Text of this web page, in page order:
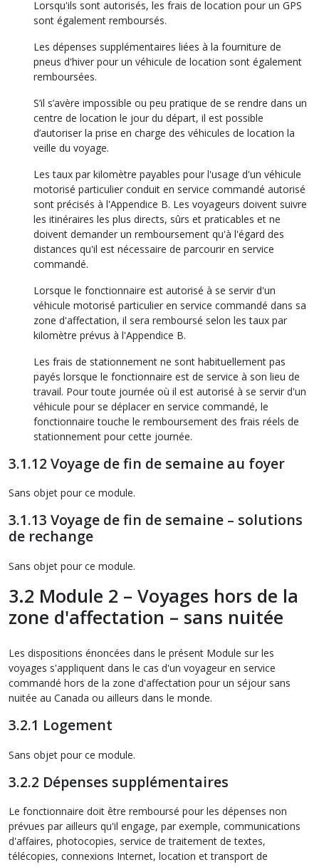
Lorsqu'ils sont autorisés, les frais de location pour un GPS
sont également remboursés.
Les dépenses supplémentaires liées à la fourniture de
pneus d'hiver pour un véhicule de location sont également
remboursées.
S’il s’avère impossible ou peu pratique de se rendre dans un
centre de location le jour du départ, il est possible
d’autoriser la prise en charge des véhicules de location la
veille du voyage.
Les taux par kilomètre payables pour l'usage d'un véhicule
motorisé particulier conduit en service commandé autorisé
sont précisés à l'Appendice B. Les voyageurs doivent suivre
les itinéraires les plus directs, sûrs et praticables et ne
doivent demander un remboursement qu'à l'égard des
distances qu'il est nécessaire de parcourir en service
commandé.
Lorsque le fonctionnaire est autorisé à se servir d'un
véhicule motorisé particulier en service commandé dans sa
zone d'affectation, il sera remboursé selon les taux par
kilomètre prévus à l'Appendice B.
Les frais de stationnement ne sont habituellement pas
payés lorsque le fonctionnaire est de service à son lieu de
travail. Pour toute journée où il est autorisé à se servir d'un
véhicule pour se déplacer en service commandé, le
fonctionnaire touche le remboursement des frais réels de
stationnement pour cette journée.
3.1.12 Voyage de fin de semaine au foyer
Sans objet pour ce module.
3.1.13 Voyage de fin de semaine – solutions
de rechange
Sans objet pour ce module.
3.2 Module 2 – Voyages hors de la
zone d'affectation – sans nuitée
Les dispositions énoncées dans le présent Module sur les
voyages s'appliquent dans le cas d'un voyageur en service
commandé hors de la zone d'affectation pour un séjour sans
nuitée au Canada ou ailleurs dans le monde.
3.2.1 Logement
Sans objet pour ce module.
3.2.2 Dépenses supplémentaires
Le fonctionnaire doit être remboursé pour les dépenses non
prévues par ailleurs qu'il engage, par exemple, communications
d'affaires, photocopies, service de traitement de textes,
télécopies, connexions Internet, location et transport de